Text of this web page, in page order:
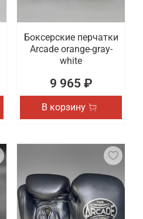
Боксерские перчатки
Arcade orange-gray-
white
9 965 ₽
В корзину